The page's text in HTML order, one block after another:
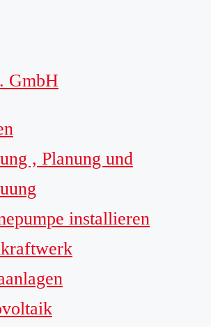
, Planung und
installieren